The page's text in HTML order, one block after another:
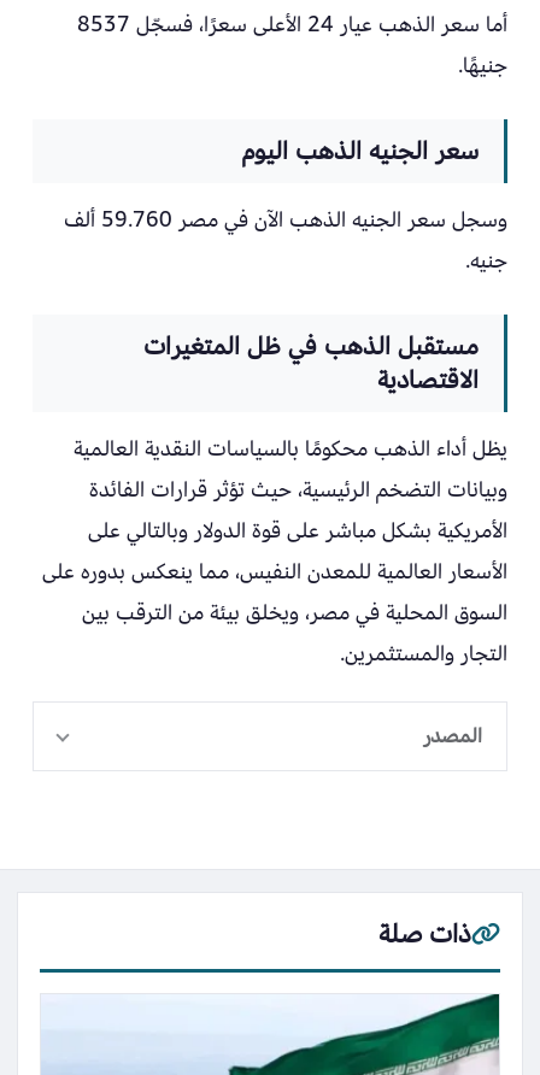
أما سعر الذهب عيار 24 الأعلى سعرًا، فسجّل 8537
جنيهًا.
سعر الجنيه الذهب اليوم
وسجل سعر الجنيه الذهب الآن في مصر 59.760 ألف
جنيه.
مستقبل الذهب في ظل المتغيرات
الاقتصادية
يظل أداء الذهب محكومًا بالسياسات النقدية العالمية
وبيانات التضخم الرئيسية، حيث تؤثر قرارات الفائدة
الأمريكية بشكل مباشر على قوة الدولار وبالتالي على
الأسعار العالمية للمعدن النفيس، مما ينعكس بدوره على
السوق المحلية في مصر، ويخلق بيئة من الترقب بين
التجار والمستثمرين.
المصدر
ذات صلة